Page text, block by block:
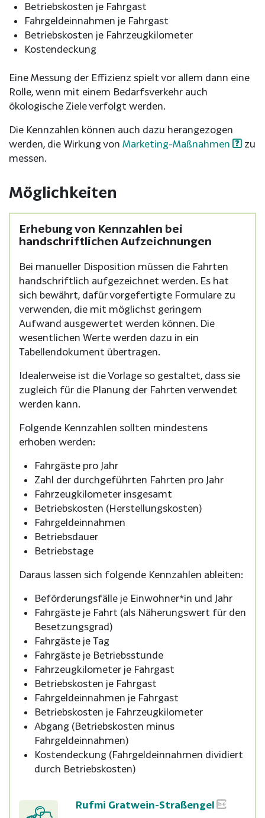
Betriebskosten je Fahrgast
Fahrgeldeinnahmen je Fahrgast
Betriebskosten je Fahrzeugkilometer
Kostendeckung
Eine Messung der Effizienz spielt vor allem dann eine
Rolle, wenn mit einem Bedarfsverkehr auch
ökologische Ziele verfolgt werden.
Die Kennzahlen können auch dazu herangezogen
werden, die Wirkung von Marketing-Maßnahmen
zu
messen.
Möglichkeiten
Erhebung von Kennzahlen bei
handschriftlichen Aufzeichnungen
Bei manueller Disposition müssen die Fahrten
handschriftlich aufgezeichnet werden. Es hat
sich bewährt, dafür vorgefertigte Formulare zu
verwenden, die mit möglichst geringem
Aufwand ausgewertet werden können. Die
wesentlichen Werte werden dazu in ein
Tabellendokument übertragen.
Idealerweise ist die Vorlage so gestaltet, dass sie
zugleich für die Planung der Fahrten verwendet
werden kann.
Folgende Kennzahlen sollten mindestens
erhoben werden:
Fahrgäste pro Jahr
Zahl der durchgeführten Fahrten pro Jahr
Fahrzeugkilometer insgesamt
Betriebskosten (Herstellungskosten)
Fahrgeldeinnahmen
Betriebsdauer
Betriebstage
Daraus lassen sich folgende Kennzahlen ableiten:
Beförderungsfälle je Einwohner*in und Jahr
Fahrgäste je Fahrt (als Näherungswert für den
Besetzungsgrad)
Fahrgäste je Tag
Fahrgäste je Betriebsstunde
Fahrzeugkilometer je Fahrgast
Betriebskosten je Fahrgast
Fahrgeldeinnahmen je Fahrgast
Betriebskosten je Fahrzeugkilometer
Abgang (Betriebskosten minus
Fahrgeldeinnahmen)
Kostendeckung (Fahrgeldeinnahmen dividiert
durch Betriebskosten)
Rufmi Gratwein-Straßengel